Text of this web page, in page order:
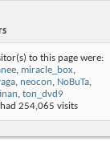
to this page were:
, miracle_box,
, neocon, NoBuTa,
, ton_dvd9
254,065 visits